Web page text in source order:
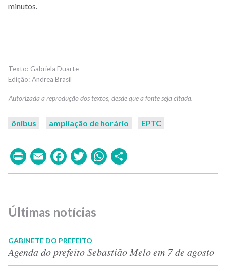
minutos.
Gabriela Duarte
Andrea Brasil
ônibus ampliação de horário EPTC
PrintEmailFacebook
TwitterWhatsApp
Últimas notícias
GABINETE DO PREFEITO
Agenda do prefeito Sebastião Melo em 7 de agosto